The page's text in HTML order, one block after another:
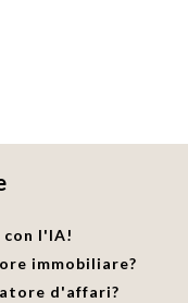
l'IA!
immobiliare?
d'affari?